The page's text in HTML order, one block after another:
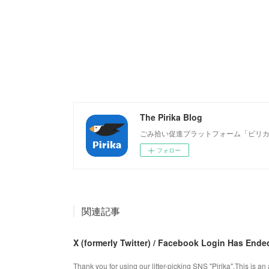
The Pirika Blog
ごみ拾い促進プラットフォーム「ピリ
フォロー
関連記事
X (formerly Twitter) / Facebook Login Has
Thank you for using our litter-picking SNS "Pirika".This is